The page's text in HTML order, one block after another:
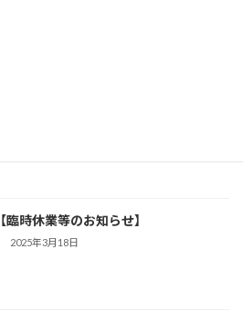
【臨時休業等のお知らせ】
2025年3月18日